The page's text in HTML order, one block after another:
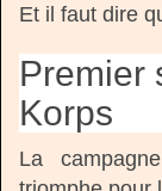
Et il faut dire
Premier
Korps
La